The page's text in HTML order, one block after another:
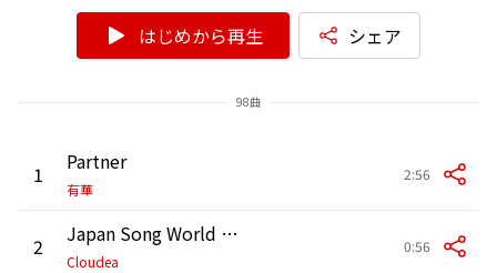
はじめから再生 シェア
98曲
1 Partner
有華
2:56
2 ⁡Japan Song World Cup 2026
Cloudea
0:56